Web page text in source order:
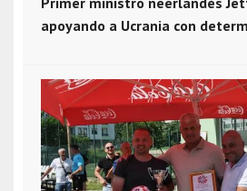
apoyando a Ucrania con